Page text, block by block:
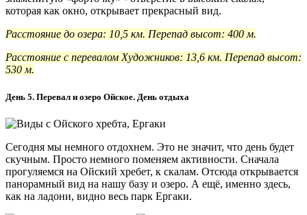
которая как окно, открывает прекрасный вид.
Расстояние до озера: 10,5 км. Перепад высот: 400 м.
Расстояние с перевалом Художников: 13,6 км. Перепад высот:
530 м.
День 5. Перевал и озеро Ойское. День отдыха
Сегодня мы немного отдохнем. Это не значит, что день будет
скучным. Просто немного поменяем активности. Сначала
прогуляемся на Ойский хребет, к скалам. Отсюда открывается
панорамный вид на нашу базу и озеро. А ещё, именно здесь,
как на ладони, видно весь парк Ергаки.